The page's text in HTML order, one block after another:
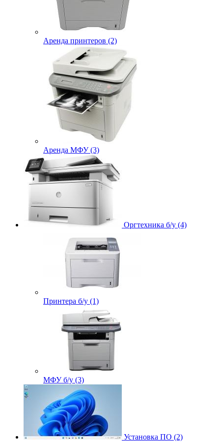
Аренда принтеров (2)
Аренда МФУ (3)
Оргтехника б/у (4)
Принтера б/у (1)
МФУ б/у (3)
Установка ПО (2)